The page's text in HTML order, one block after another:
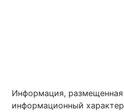
Информация, размещенная
информационный